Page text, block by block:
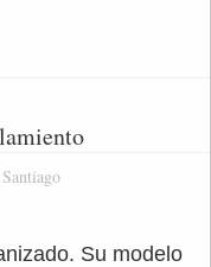
Su modelo